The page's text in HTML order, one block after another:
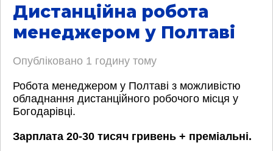
Дистанційна робота
менеджером у Полтаві
Опубліковано 1 годину тому
Робота менеджером у Полтаві з можливістю
обладнання дистанційного робочого місця у
Богодарівці.
Зарплата 20-30 тисяч гривень + преміальні.